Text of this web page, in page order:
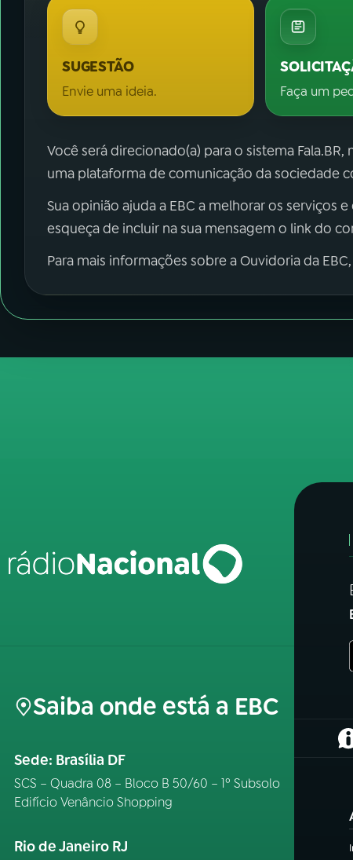
SUGESTÃO
Envie uma ideia. Faça um
Você será direcionado(a) para o sistema
uma plataforma de comunicação da sociedade
Sua opinião ajuda a EBC a melhorar os serviços
esqueça de incluir na sua mensagem o link do
Para mais informações sobre a Ouvidoria da
Saiba onde está a EBC
Sede: Brasília DF
SCS – Quadra 08 – Bloco B 50/60 – 1º Subsolo
Edifício Venâncio Shopping
Rio de Janeiro RJ